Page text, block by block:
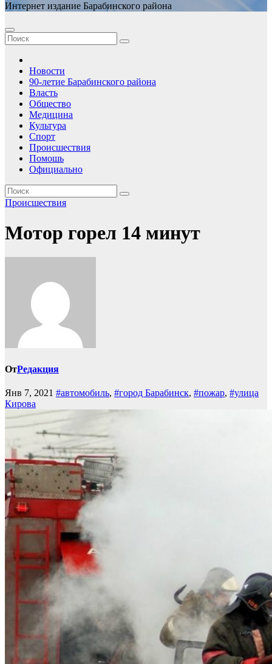
Интернет издание Барабинского района
Новости
90-летие Барабинского района
Власть
Общество
Медицина
Культура
Спорт
Происшествия
Помошь
Официально
Происшествия
Мотор горел 14 минут
ОтРедакция
Янв 7, 2021 #автомобиль, #город Барабинск, #пожар, #улица
Кирова